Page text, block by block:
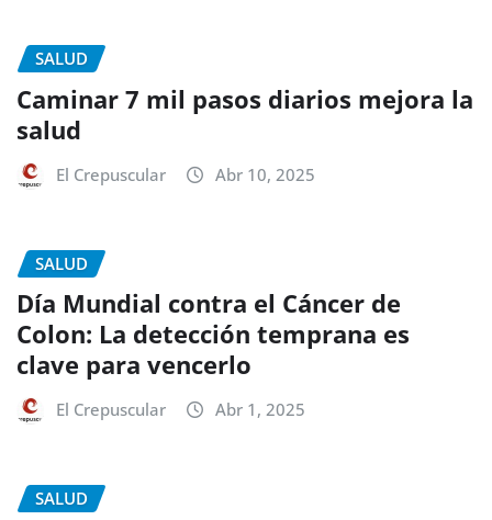
SALUD
Caminar 7 mil pasos diarios mejora la
salud
El Crepuscular Abr 10, 2025
SALUD
Día Mundial contra el Cáncer de
Colon: La detección temprana es
clave para vencerlo
El Crepuscular Abr 1, 2025
SALUD